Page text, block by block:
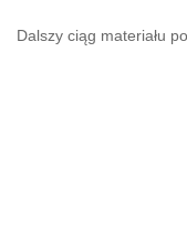
Dalszy ciąg materiału